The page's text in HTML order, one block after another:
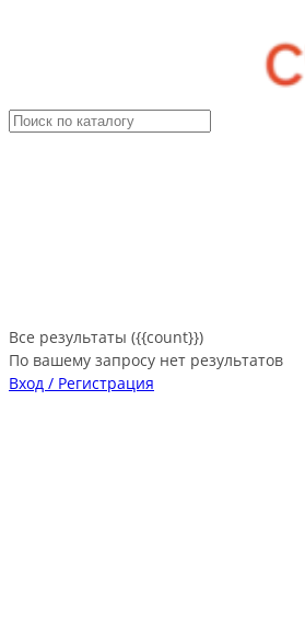
Все результаты ({{count}})
По вашему запросу нет результатов
Вход / Регистрация